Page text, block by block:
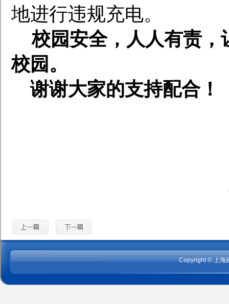
地进行违规充电。
校园安全，人人有责
校园。
谢谢大家的支持配合！
2023年
Copyright©上海